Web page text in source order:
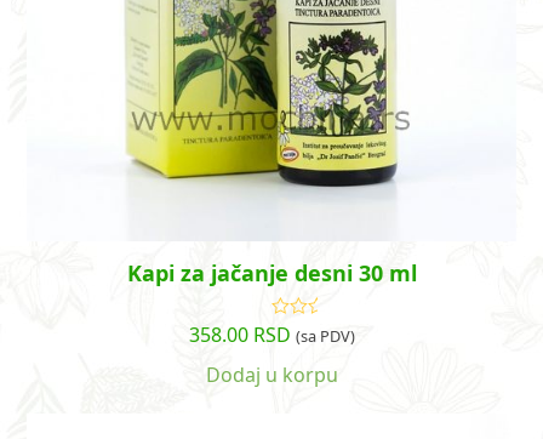
Kapi za jačanje desni 30 ml
Ocenjeno
sa5.00od
358.00 RSD (sa PDV)
Dodaj u korpu